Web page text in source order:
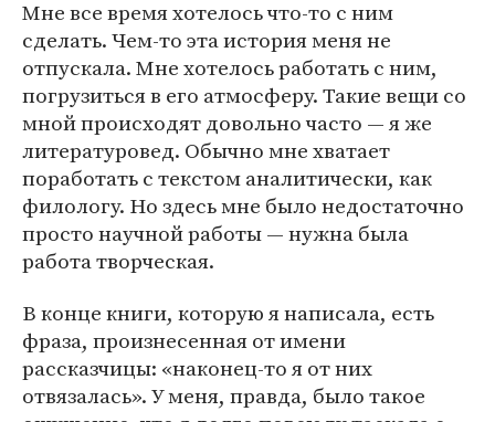
Мне все время хотелось что-то с ним
сделать. Чем-то эта история меня не
отпускала. Мне хотелось работать с ним,
погрузиться в его атмосферу. Такие вещи со
мной происходят довольно часто — я же
литературовед. Обычно мне хватает
поработать с текстом аналитически, как
филологу. Но здесь мне было недостаточно
просто научной работы — нужна была
работа творческая.
В конце книги, которую я написала, есть
фраза, произнесенная от имени
рассказчицы: «наконец-то я от них
отвязалась». У меня, правда, было такое